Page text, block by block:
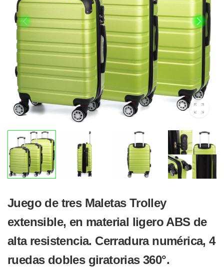
Juego de tres Maletas Trolley
extensible, en material ligero ABS de
alta resistencia. Cerradura numérica, 4
ruedas dobles giratorias 360°.